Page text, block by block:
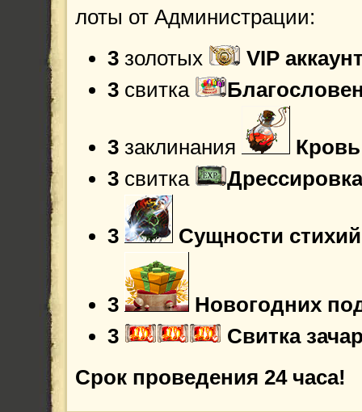
лоты от Администрации:
3 золотых
VIP
3 свитка
3 заклинания
3 свитка
3 Сущности стихий
3
Новогодних
3
Свитка
Срок проведения 24 часа!